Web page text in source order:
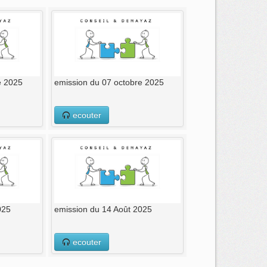
2025 emission du 07 octobre 2025
ecouter
emission du 14 Août 2025
ecouter